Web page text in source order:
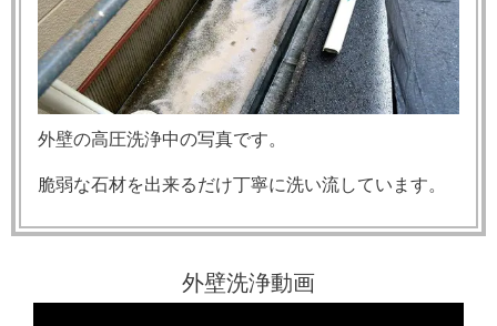
外壁の高圧洗浄中の写真です。
脆弱な石材を出来るだけ丁寧に洗い流しています。
外壁洗浄動画